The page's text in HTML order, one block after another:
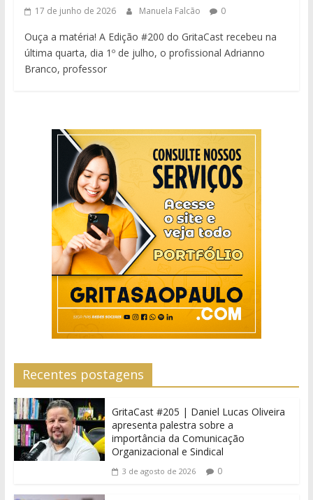
17 de junho de 2026 Manuela Falcão 0
Ouça a matéria! A Edição #200 do GritaCast recebeu na
última quarta, dia 1º de julho, o profissional Adrianno
Branco, professor
Recentes postagens
GritaCast #205 | Daniel Lucas Oliveira
apresenta palestra sobre a
importância da Comunicação
Organizacional e Sindical
3 de agosto de 2026 0